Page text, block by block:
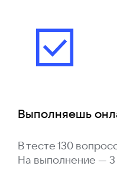
Выполняешь
В тесте 130
На выполнение — 3